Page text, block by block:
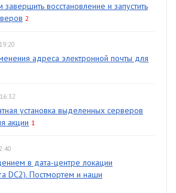
восстановление и запустить
2
адреса электронной почты для
установка выделенных серверов
акции 1
в дата-центре локации
DC2). Постмортем и наши